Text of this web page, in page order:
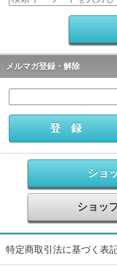
メルマガ登録・解除
ショ
ショッ
特定商取引法に基づく表